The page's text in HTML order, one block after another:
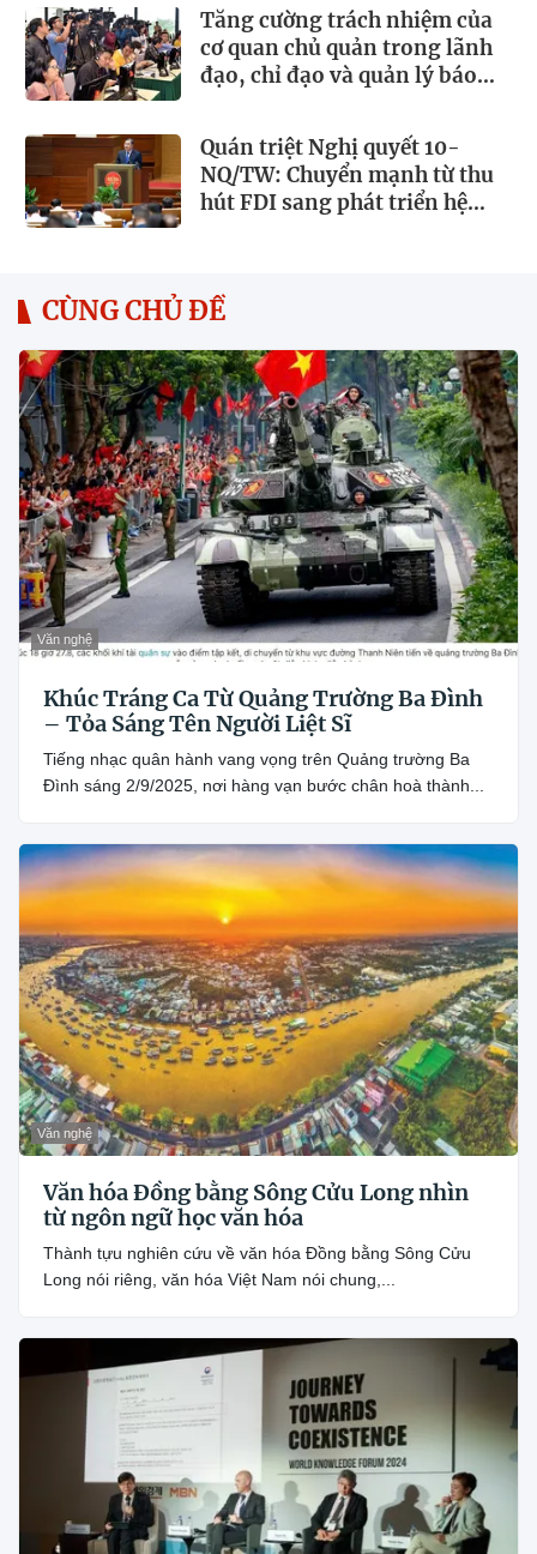
Tăng cường trách nhiệm của
cơ quan chủ quản trong lãnh
đạo, chỉ đạo và quản lý báo
Quán triệt Nghị quyết 10-
NQ/TW: Chuyển mạnh từ thu
hút FDI sang phát triển hệ
CÙNG CHỦ ĐỀ
Văn nghệ
Khúc Tráng Ca Từ Quảng Trường Ba Đình
– Tỏa Sáng Tên Người Liệt Sĩ
Tiếng nhạc quân hành vang vọng trên Quảng trường Ba
Đình sáng 2/9/2025, nơi hàng vạn bước chân hoà thành...
Văn nghệ
Văn hóa Đồng bằng Sông Cửu Long nhìn
từ ngôn ngữ học văn hóa
Thành tựu nghiên cứu về văn hóa Đồng bằng Sông Cửu
Long nói riêng, văn hóa Việt Nam nói chung,...